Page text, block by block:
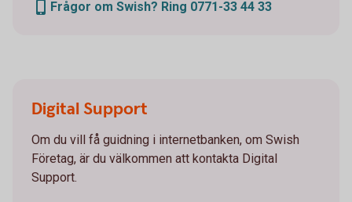
Frågor om Swish? Ring 0771-33 44 33
Digital Support
Om du vill få guidning i internetbanken, om Swish
Företag, är du välkommen att kontakta Digital
Support.